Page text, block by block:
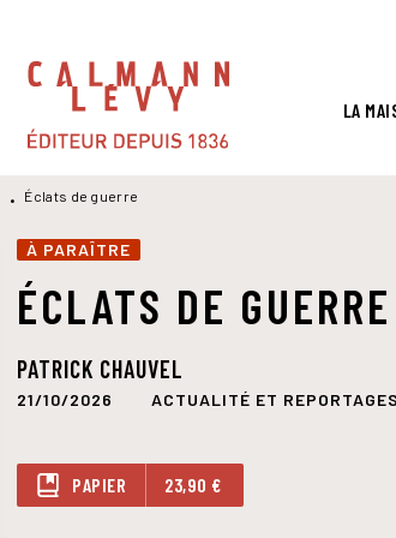
LA
• Éclats de guerre
À PARAÎTRE
ÉCLATS DE GUERRE
PATRICK CHAUVEL
21/10/2026 ACTUALITÉ ET REPORTAGES
PAPIER 23,90 €